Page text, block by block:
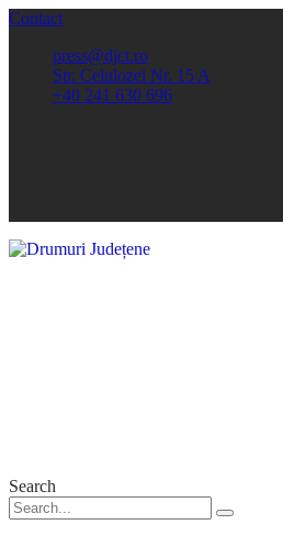
Contact
press@djct.ro
Str. Celulozei Nr. 15 A
+40 241 630 696
Search